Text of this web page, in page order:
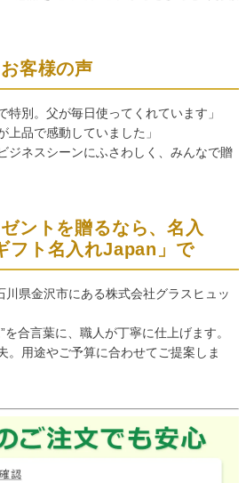
お客様の声
特別。父が毎日使ってくれています」
上品で感動していました」
ジネスシーンにふさわしく、みんなで贈
ントを贈るなら、名入
フト名入れJapan」で
川県金沢市にある株式会社グラスヒュッ
合言葉に、職人が丁寧に仕上げます。
。用途やご予算に合わせてご提案しま